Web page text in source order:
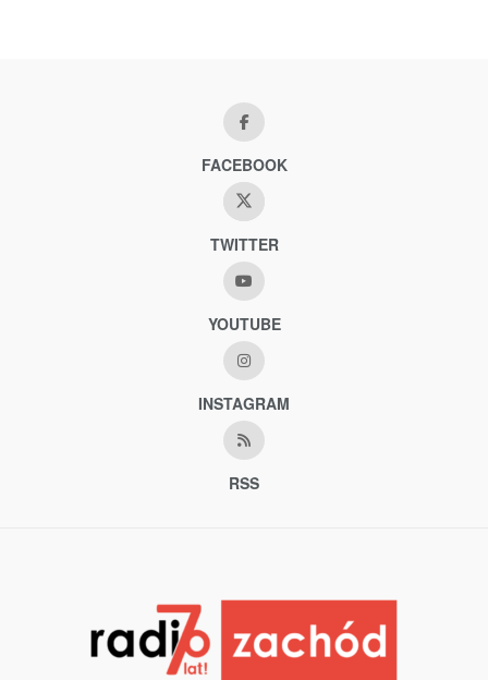
FACEBOOK
TWITTER
YOUTUBE
INSTAGRAM
RSS